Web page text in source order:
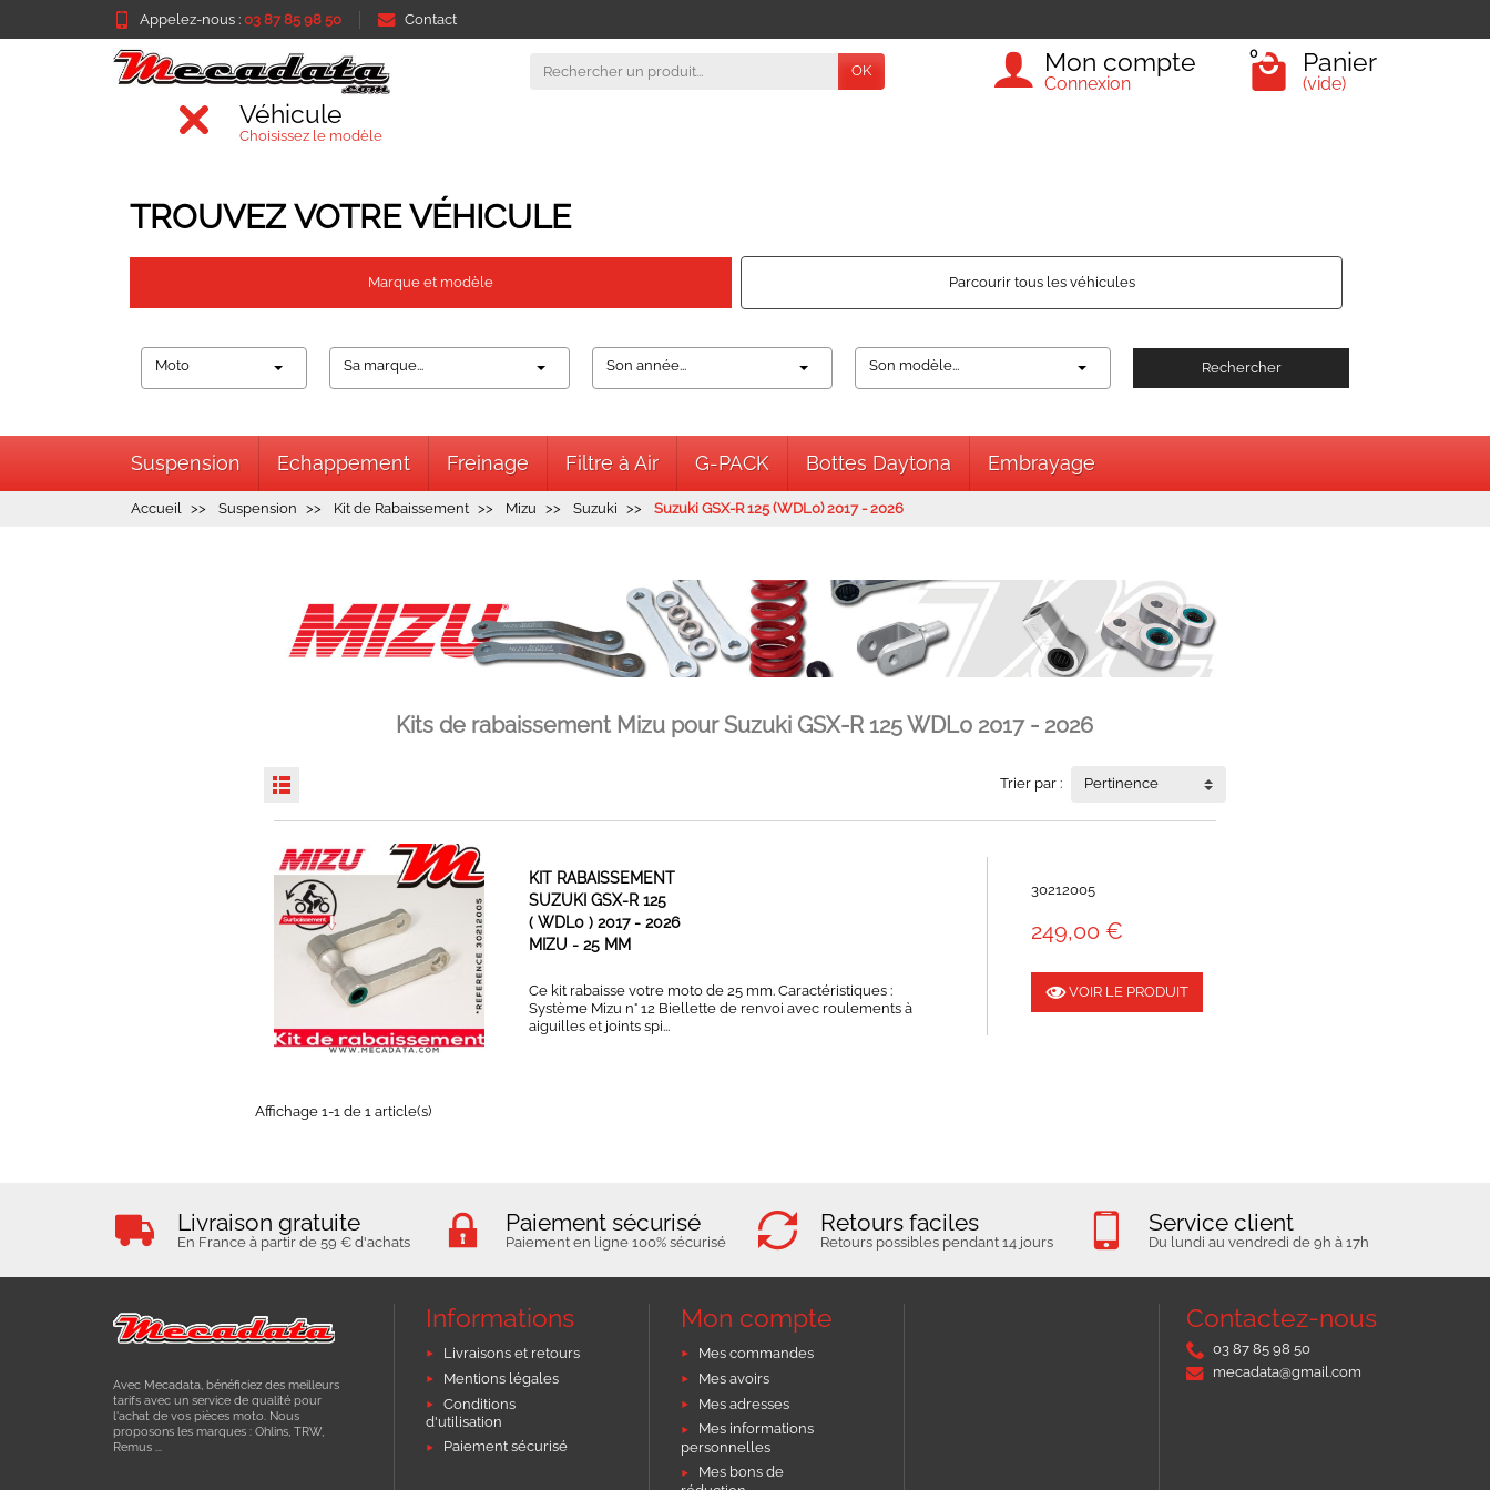
Appelez-nous : 03 87 85 98 50 Contact
OK Mon compte
Connexion
0 Panier
(vide)
Véhicule
Choisissez le modèle
TROUVEZ VOTRE VÉHICULE
Marque et modèle Parcourir tous les véhicules
Moto Sa marque... Son année... Son modèle... Rechercher
Suspension Echappement Freinage Filtre à Air G-PACK Bottes Daytona Embrayage
Accueil Suspension Kit de Rabaissement Mizu Suzuki Suzuki GSX-R 125 (WDL0) 2017 - 2026
Kits de rabaissement Mizu pour Suzuki GSX-R 125 WDL0 2017 - 2026
Trier par : Pertinence
KIT RABAISSEMENT
SUZUKI GSX-R 125
( WDL0 ) 2017 - 2026
MIZU - 25 MM
Ce kit rabaisse votre moto de 25 mm. Caractéristiques :
Système Mizu n° 12 Biellette de renvoi avec roulements à
aiguilles et joints spi...
30212005
249,00 €
VOIR LE PRODUIT
Affichage 1-1 de 1 article(s)
Livraison gratuite
En France à partir de 59 € d'achats
Paiement sécurisé
Paiement en ligne 100% sécurisé
Retours faciles
Retours possibles pendant 14 jours
Service client
Du lundi au vendredi de 9h à 17h
Avec Mecadata, bénéficiez des meilleurs
tarifs avec un service de qualité pour
l'achat de vos pièces moto. Nous
proposons les marques : Ohlins, TRW,
Remus ...
Informations
Livraisons et retours
Mentions légales
Conditions
d'utilisation
Paiement sécurisé
Mon compte
Mes commandes
Mes avoirs
Mes adresses
Mes informations
personnelles
Mes bons de
Contactez-nous
03 87 85 98 50
mecadata@gmail.com